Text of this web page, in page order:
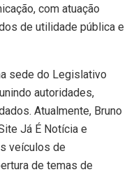
com atuação
de utilidade pública e
sede do Legislativo
autoridades,
Atualmente, Bruno
Já É Notícia e
veículos de
de temas de